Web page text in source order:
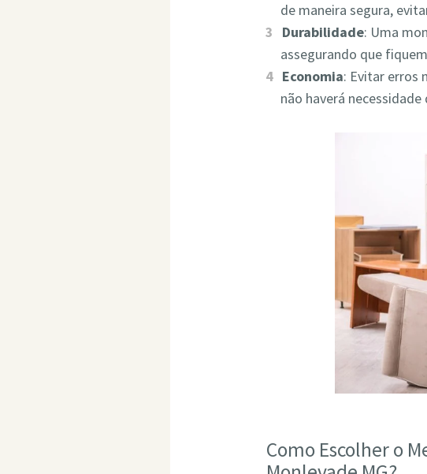
de maneira segura,
Durabilidade: Uma
assegurando que
Economia: Evitar erros
não haverá
Como Escolher o